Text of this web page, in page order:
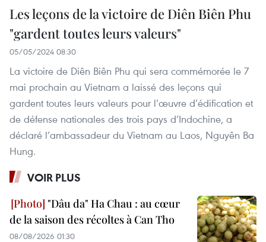
Les leçons de la victoire de Diên Biên Phu
"gardent toutes leurs valeurs"
05/05/2024 08:30
La victoire de Diên Biên Phu qui sera commémorée le 7
mai prochain au Vietnam a laissé des leçons qui
gardent toutes leurs valeurs pour l’œuvre d’édification et
de défense nationales des trois pays d’Indochine, a
déclaré l’ambassadeur du Vietnam au Laos, Nguyên Ba
Hung.
VOIR PLUS
"Dâu da" Ha Chau : au cœur
de la saison des récoltes à Can Tho
08/08/2026 01:30